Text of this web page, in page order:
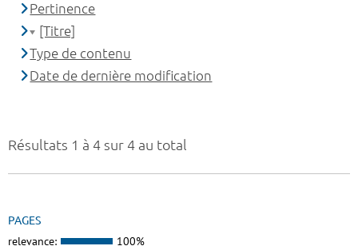
Résultats 1 à 4 sur 4 au total
PAGES
relevance: 100%
Pertinence
[Titre]
Type de contenu
Date de dernière modification